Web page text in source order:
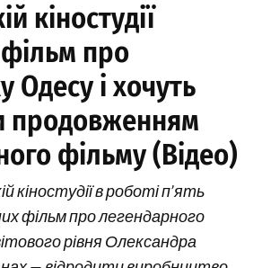
кіностудії
про
Одесу і хочуть
продовженням
фільму (Відео)
кіностудії в роботі п’ять
фільм про легендарного
рівня Олександра